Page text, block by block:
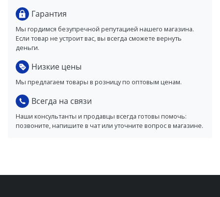
Гарантия
Мы гордимся безупречной репутацией нашего магазина.
Если товар не устроит вас, вы всегда сможете вернуть
деньги.
Низкие цены
Мы предлагаем товары в розницу по оптовым ценам.
Всегда на связи
Наши консультанты и продавцы всегда готовы помочь:
позвоните, напишите в чат или уточните вопрос в магазине.